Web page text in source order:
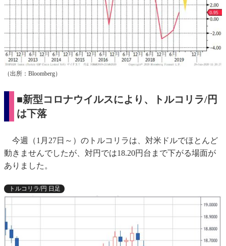
（出所：Bloomberg）
■新型コロナウイルスにより、トルコリラ/円
は下落
今週（1月27日～）のトルコリラは、対米ドルでほとんど
動きませんでしたが、対円では18.20円台まで下がる場面が
ありました。
トルコリラ/円 日足